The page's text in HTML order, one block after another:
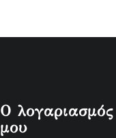
Ο λογαριασμός
μου